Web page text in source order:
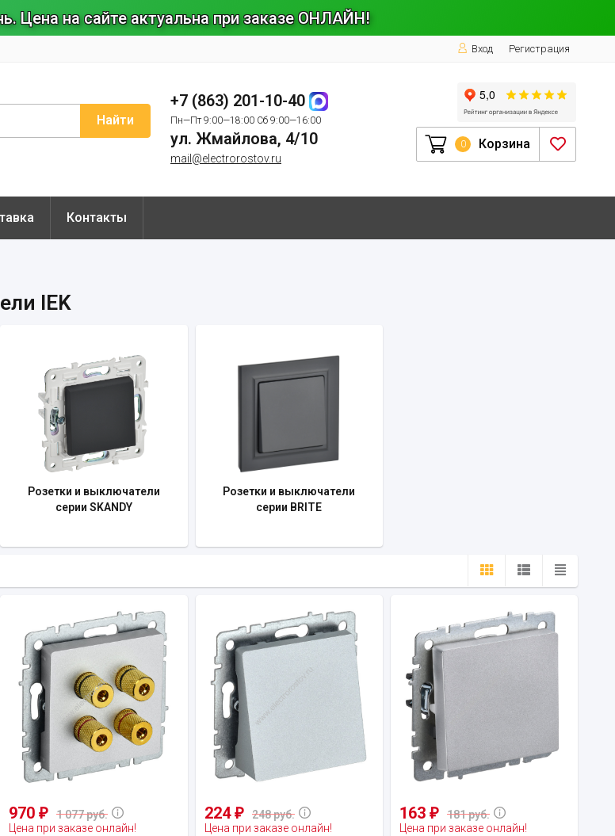
Цена на сайте актуальна при заказе ОНЛАЙН!
Вход Регистрация
Найти
+7 (863) 201-10-40
Пн—Пт 9:00—18:00 Сб 9:00—16:00
ул. Жмайлова, 4/10
mail@electrorostov.ru
0 Корзина
Контакты
IEK
Розетки и выключатели
серии SKANDY
Розетки и выключатели
серии BRITE
970₽
1 077 руб.
Цена при заказе онлайн!
224 ₽
248 руб.
Цена при заказе онлайн!
163 ₽
181 руб.
Цена при заказе онлайн!